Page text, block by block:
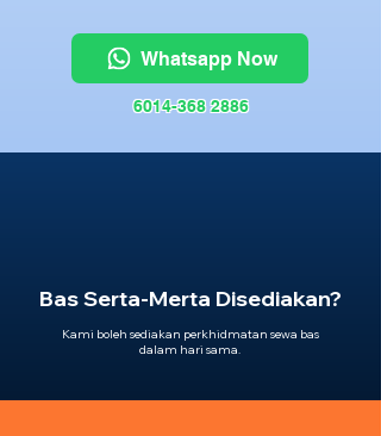
Whatsapp Now
6014-368 2886
Bas Serta-Merta Disediakan?
Kami boleh sediakan perkhidmatan sewa bas
dalam hari sama.